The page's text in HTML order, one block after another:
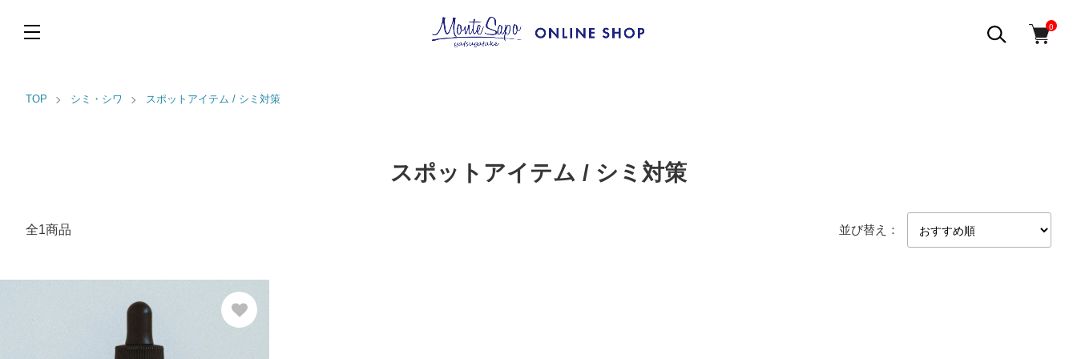
0
TOP シミ・シワ スポットアイテム / シミ対策
スポットアイテム / シミ対策
全1商品 並び替え：